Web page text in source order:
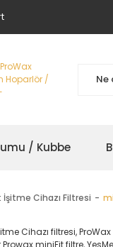
/ Kubbe
İşitme Cihazı Filtresi